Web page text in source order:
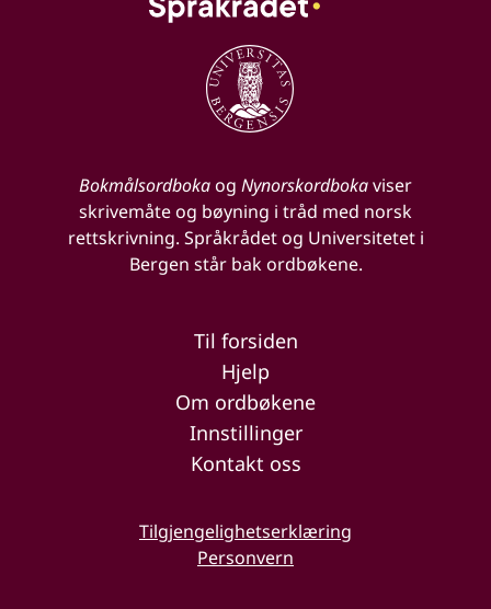
Bokmålsordbokaog Nynorskordbokaviser
skrivemåte og bøyning i tråd med norsk
rettskrivning. Språkrådet og Universitetet i
Bergen står bak ordbøkene.
Til forsiden
Hjelp
Om ordbøkene
Innstillinger
Kontakt oss
Tilgjengelighetserklæring
Personvern